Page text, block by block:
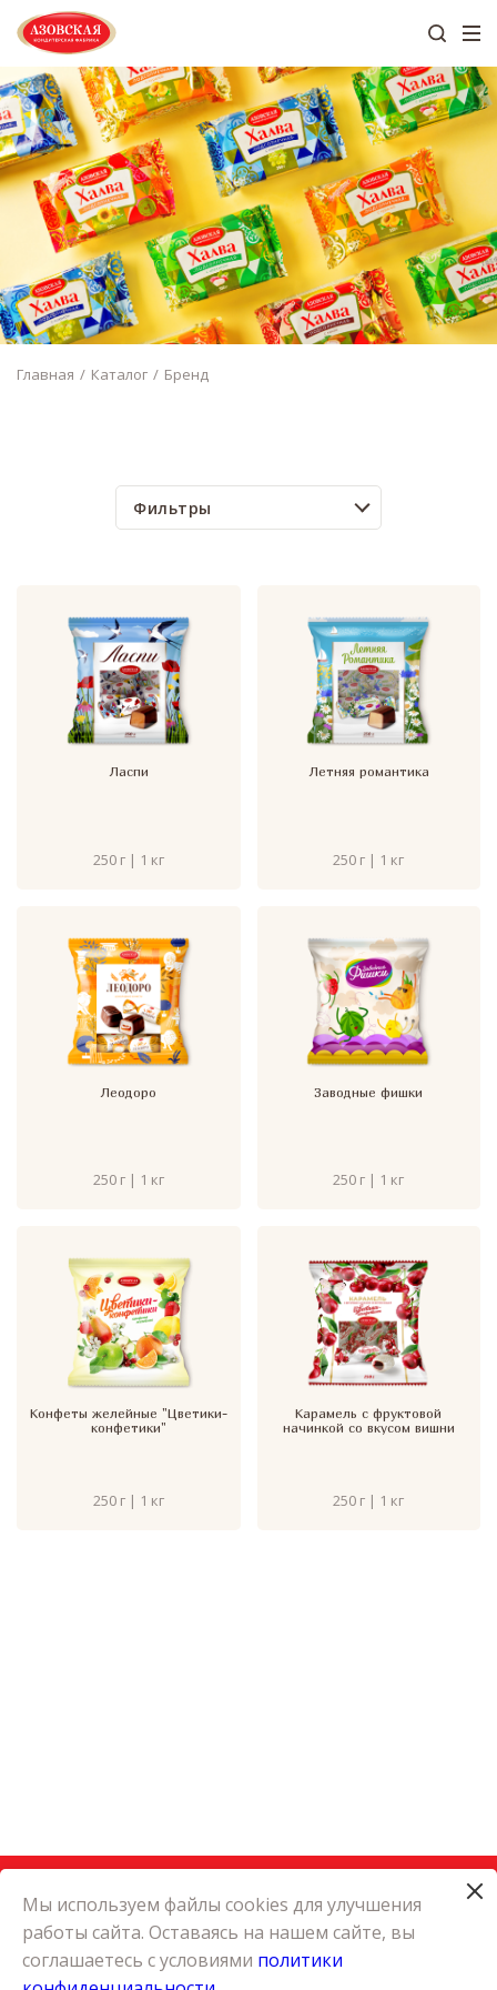
Главная Каталог Бренд
Фильтры
Ласпи
250 г | 1 кг
Летняя романтика
250 г | 1 кг
Леодоро
250 г | 1 кг
Заводные фишки
250 г | 1 кг
Конфеты желейные "Цветики-
конфетики"
250 г | 1 кг
Карамель с фруктовой
начинкой со вкусом вишни
250 г | 1 кг
КАТАЛОГ
КАРЬЕРА
Мы используем файлы cookies для улучшения
работы сайта. Оставаясь на нашем сайте, вы
соглашаетесь с условиями политики